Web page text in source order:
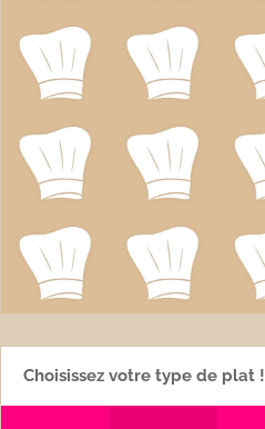
Choisissez votre type de plat !